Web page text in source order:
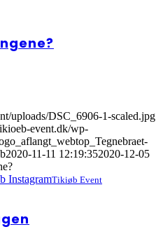
uploads/DSC_6906-1-scaled.jpg
event.dk/wp-
2020-11-11 12:19:352020-12-05
Tikiøb Event